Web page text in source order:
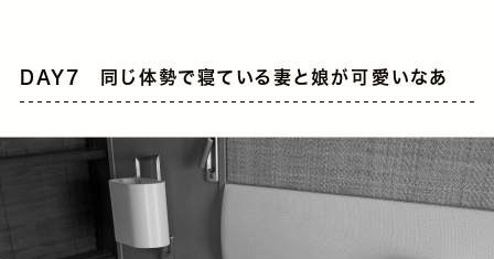
DAY7 同じ体勢で寝ている妻と娘が可愛いなあ